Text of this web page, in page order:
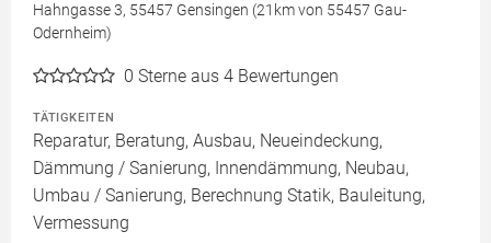
Hahngasse 3, 55457 Gensingen (21km von 55457 Gau-
Odernheim)
0 Sterne aus 4 Bewertungen
TÄTIGKEITEN
Reparatur, Beratung, Ausbau, Neueindeckung,
Dämmung / Sanierung, Innendämmung, Neubau,
Umbau / Sanierung, Berechnung Statik, Bauleitung,
Vermessung